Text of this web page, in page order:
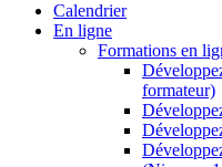
Calendrier
En ligne
Formations en
formateur)